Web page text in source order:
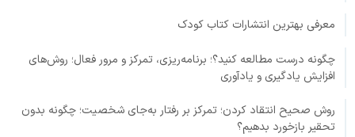
معرفی بهترین انتشارات کتاب کودک
چگونه درست مطالعه کنید؟؛ برنامه‌ریزی، تمرکز و مرور فعال؛ روش‌های
افزایش یادگیری و یادآوری
روش صحیح انتقاد کردن؛ تمرکز بر رفتار به‌جای شخصیت؛ چگونه بدون
تحقیر بازخورد بدهیم؟